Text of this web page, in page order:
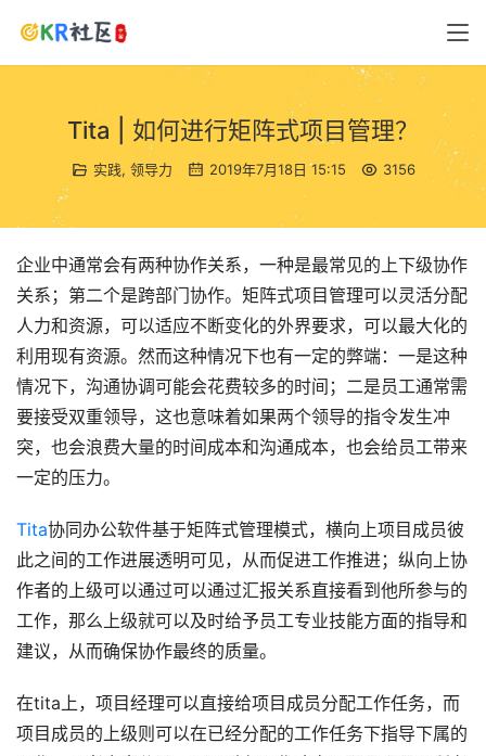
Tita | 如何进行矩阵式项目管理？
实践, 领导力 2019年7月18日 15:15 3156
企业中通常会有两种协作关系，一种是最常见的上下级协作
关系；第二个是跨部门协作。矩阵式项目管理可以灵活分配
人力和资源，可以适应不断变化的外界要求，可以最大化的
利用现有资源。然而这种情况下也有一定的弊端：一是这种
情况下，沟通协调可能会花费较多的时间；二是员工通常需
要接受双重领导，这也意味着如果两个领导的指令发生冲
突，也会浪费大量的时间成本和沟通成本，也会给员工带来
一定的压力。
Tita协同办公软件基于矩阵式管理模式，横向上项目成员彼
此之间的工作进展透明可见，从而促进工作推进；纵向上协
作者的上级可以通过可以通过汇报关系直接看到他所参与的
工作，那么上级就可以及时给予员工专业技能方面的指导和
建议，从而确保协作最终的质量。
在tita上，项目经理可以直接给项目成员分配工作任务，而
项目成员的上级则可以在已经分配的工作任务下指导下属的